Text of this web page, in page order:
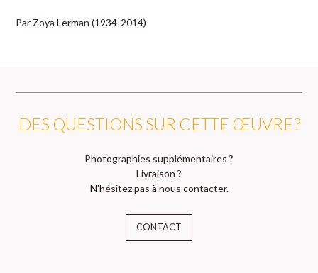
Par Zoya Lerman (1934-2014)
DES QUESTIONS SUR CETTE ŒUVRE ?
Photographies supplémentaires ?
Livraison ?
N'hésitez pas à nous contacter.
CONTACT